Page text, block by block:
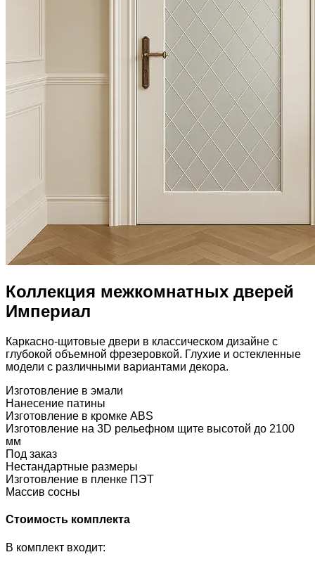
Коллекция межкомнатных дверей
Империал
Каркасно-щитовые двери в классическом дизайне с
глубокой объемной фрезеровкой. Глухие и остекленные
модели с различными вариантами декора.
Изготовление в эмали
Нанесение патины
Изготовление в кромке ABS
Изготовление на 3D рельефном щите высотой до 2100
мм
Под заказ
Нестандартные размеры
Изготовление в пленке ПЭТ
Массив сосны
Стоимость комплекта
В комплект входит: